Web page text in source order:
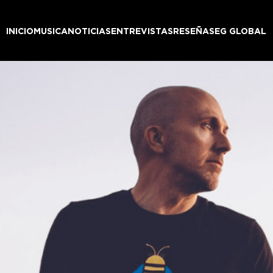
INICIOMUSICANOTICIASENTREVISTASRESEÑASEG GLOBAL